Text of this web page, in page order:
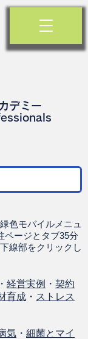
デミー
色モバイルメニュ
ページとタブ35分
線部をクリックし
・ 経営実例 ・ 契約
育成 ・ ストレス
気 ・ 細菌とマイ